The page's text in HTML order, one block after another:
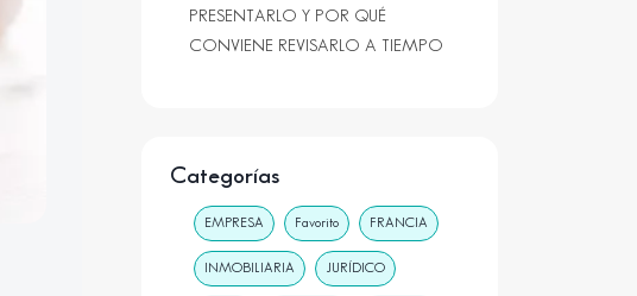
PRESENTARLO Y POR QUÉ
CONVIENE REVISARLO A TIEMPO
Categorías
EMPRESA Favorito FRANCIA
INMOBILIARIA JURÍDICO